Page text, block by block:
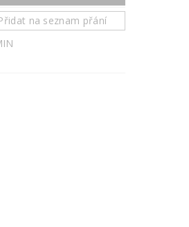
na seznam přání